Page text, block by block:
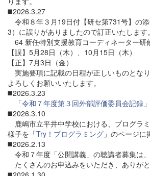
◼️2026.3.27
令和８年３月19日付【研セ第731号】の
3）に誤りがありましたので訂正いたします。
64 新任特別支援教育コーディネーター研
【誤】5月28日（木）、10月15日（木）
【正】7月3日（金）
実施要項に記載の日程が正しいものとな
よろしくお願いいたします。
◼️2026.3.23
「令和７年度第３回外部評価委員会記録
◼️2026.3.10
鹿嶋市立平井中学校における、プログラ
様子を「Try！プログラミング 」のページに
◼️2026.2.13
令和７年度「公開講義」の聴講者募集は、
たくさんのお申込みをいただき、ありがと